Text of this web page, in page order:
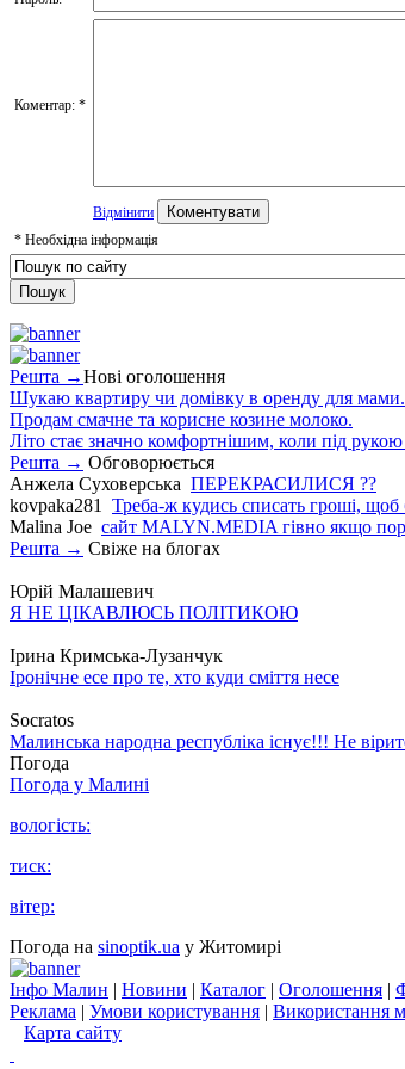
Коментар: *
Відмінити
* Необхідна інформація
Решта →Нові оголошення
Шукаю квартиру чи домівку в оренду для мами.
Продам смачне та корисне козине молоко.
Літо стає значно комфортнішим, коли під
Решта → Обговорюється
Анжела Суховерська ПЕРЕКРАСИЛИСЯ ??
kovpaka281
Треба-ж кудись списать гроші,
Malina Joe сайт MALYN.MEDIA гiвно якщо
Решта → Свіже на блогах
Юрій Малашевич
Я НЕ ЦІКАВЛЮСЬ ПОЛІТИКОЮ
Ірина Кримська-Лузанчук
Іронічне есе про те, хто куди сміття несе
Socratos
Малинська народна республіка існує!!! Не
Погода
Погода у Малині
вологість:
тиск:
вітер:
Погода на sinoptik.ua у Житомирі
Інфо Малин | Новини | Каталог | Оголошення |
Реклама | Умови користування | Використання
Карта сайту